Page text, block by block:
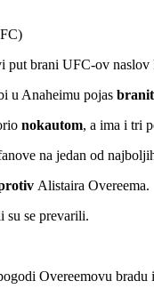
put brani UFC-ov
u Anaheimu pojas
nokautom, a ima i tri
na jedan od
Alistaira Overeema.
su se prevarili.
Overeemovu bradu